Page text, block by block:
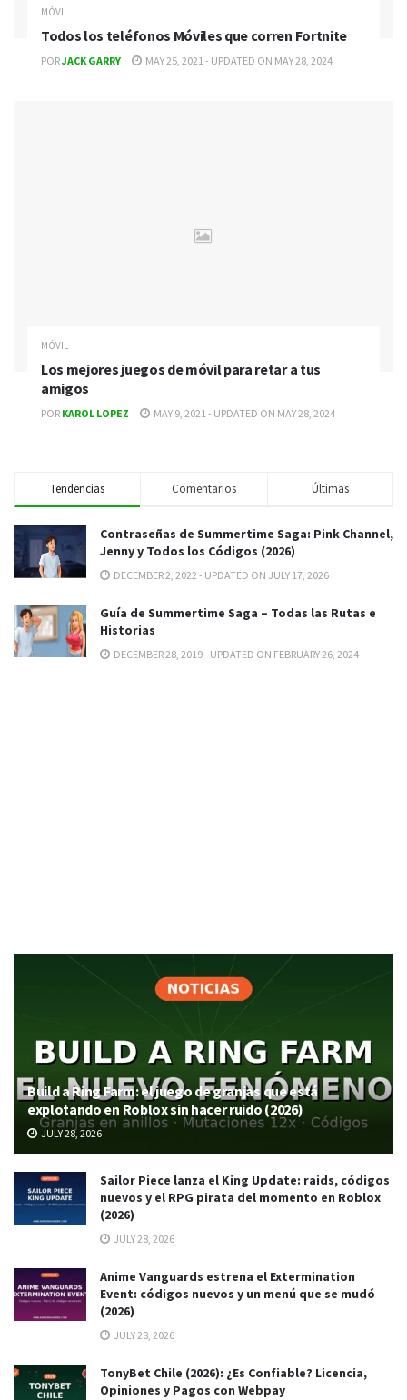
MÓVIL
Todos los teléfonos Móviles que corren Fortnite
PORJACK GARRY MAY 25, 2021 - UPDATED ON MAY 28, 2024
MÓVIL
Los mejores juegos de móvil para retar a tus
amigos
POR KAROL LOPEZ MAY 9, 2021 - UPDATED ON MAY 28, 2024
Tendencias Comentarios Últimas
Contraseñas de Summertime Saga: Pink Channel,
Jenny y Todos los Códigos (2026)
DECEMBER 2, 2022 - UPDATED ON JULY 17, 2026
Guía de Summertime Saga – Todas las Rutas e
Historias
DECEMBER 28, 2019 - UPDATED ON FEBRUARY 26, 2024
Build a Ring Farm: el juego de granjas que está
explotando en Roblox sin hacer ruido (2026)
JULY 28, 2026
Sailor Piece lanza el King Update: raids, códigos
nuevos y el RPG pirata del momento en Roblox
(2026)
JULY 28, 2026
Anime Vanguards estrena el Extermination
Event: códigos nuevos y un menú que se mudó
(2026)
JULY 28, 2026
TonyBet Chile (2026): ¿Es Confiable? Licencia,
Opiniones y Pagos con Webpay